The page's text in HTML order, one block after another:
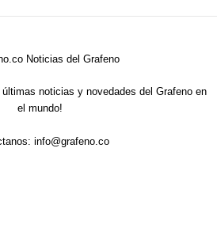
noticias y novedades del Grafeno en
el mundo!
info@grafeno.co